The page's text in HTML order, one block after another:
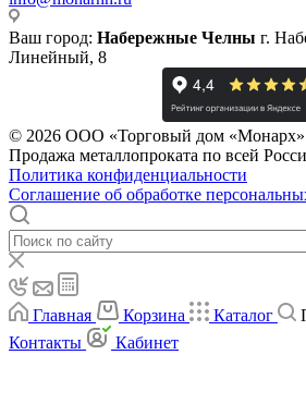
Ваш город: Набережные Челны г.
Линейный, 8
© 2026 ООО «Торговый дом «Монарх»
Продажа металлопроката по всей
Политика конфиденциальности
Соглашение об обработке
Главная Корзина Каталог
Контакты
Кабинет